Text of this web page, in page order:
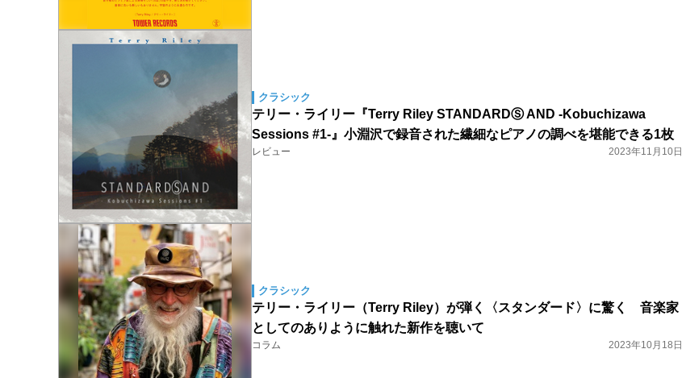
クラシック
テリー・ライリー『Terry Riley STANDARDⓈ AND -Kobuchizawa
Sessions #1-』小淵沢で録音された繊細なピアノの調べを堪能できる1枚
レビュー 2023年11月10日
クラシック
テリー・ライリー（Terry Riley）が弾く〈スタンダード〉に驚く 音楽家
としてのありように触れた新作を聴いて
コラム 2023年10月18日